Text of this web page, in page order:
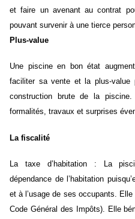
et faire un avenant au contrat
pouvant survenir à une tierce
Plus-value
Une piscine en bon état
faciliter sa vente et la plus-
construction brute de la
formalités, travaux et surprises
La fiscalité
La taxe d’habitation :
La
dépendance de l’habitation
et à l’usage de ses occupants.
Code Général des Impôts). Elle